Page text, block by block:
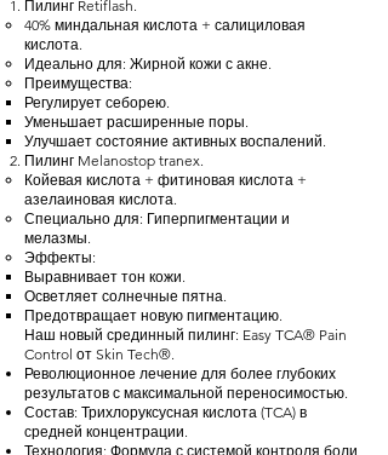
Пилинг Retiflash.
40% миндальная кислота + салициловая
кислота.
Идеально для: Жирной кожи с акне.
Преимущества:
Регулирует себорею.
Уменьшает расширенные поры.
Улучшает состояние активных воспалений.
Пилинг Melanostop tranex.
Койевая кислота + фитиновая кислота +
азелаиновая кислота.
Специально для: Гиперпигментации и
мелазмы.
Эффекты:
Выравнивает тон кожи.
Осветляет солнечные пятна.
Предотвращает новую пигментацию.
Наш новый срединный пилинг: Easy TCA® Pain
Control от Skin Tech®.
Революционное лечение для более глубоких
результатов с максимальной переносимостью.
Состав: Трихлоруксусная кислота (TCA) в
средней концентрации.
Технология: Формула с системой контроля боли